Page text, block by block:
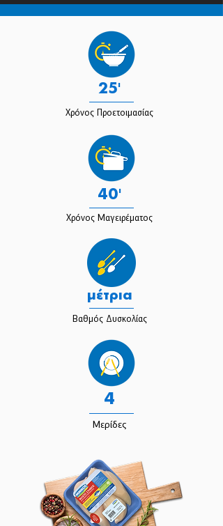
25'
Χρόνος Προετοιμασίας
40'
Χρόνος Μαγειρέματος
μέτρια
Βαθμός Δυσκολίας
4
Μερίδες